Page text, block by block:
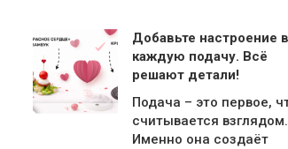
Добавьте настроение в
каждую подачу. Всё
решают детали!
Подача – это первое,
считывается взглядом.
Именно она создаёт